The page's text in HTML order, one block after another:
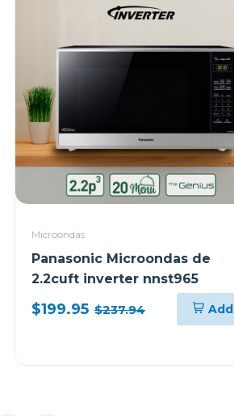
Microondas
Panasonic Microondas de
2.2cuft inverter nnst965
$199.95 $237.94 Add